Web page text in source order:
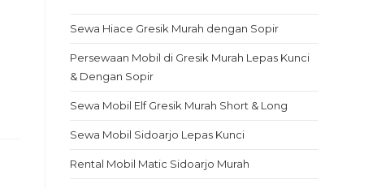
Sewa Hiace Gresik Murah dengan Sopir
Persewaan Mobil di Gresik Murah Lepas Kunci
& Dengan Sopir
Sewa Mobil Elf Gresik Murah Short & Long
Sewa Mobil Sidoarjo Lepas Kunci
Rental Mobil Matic Sidoarjo Murah